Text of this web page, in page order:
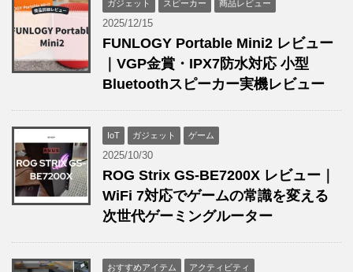
ガジェット スピーカー 商品レビュー
2025/12/15
FUNLOGY Portable Mini2 レビュー
｜VGP金賞・IPX7防水対応 小型
Bluetoothスピーカー実機レビュー
IoT ガジェット ゲーム
2025/10/30
ROG Strix GS-BE7200X レビュー｜
WiFi 7対応でゲームの常識を変える
次世代ゲーミングルーター
おすすめアイテム アクティビティ